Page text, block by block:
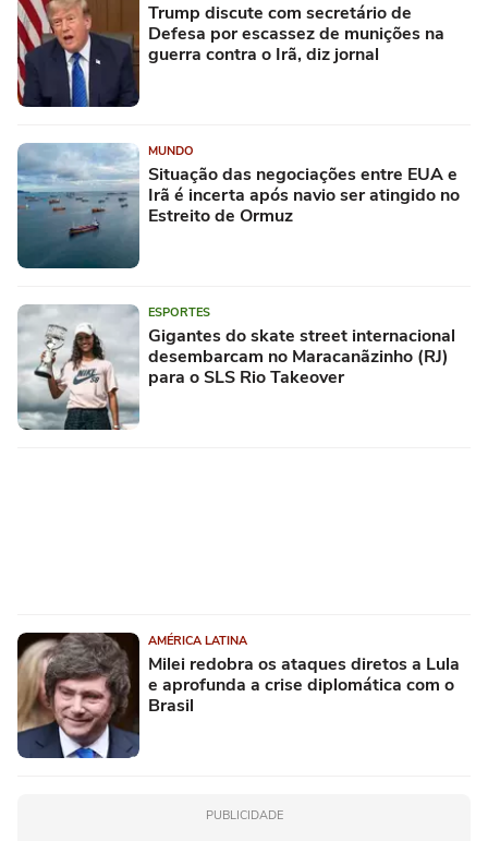
Trump discute com secretário de
Defesa por escassez de munições na
guerra contra o Irã, diz jornal
MUNDO
Situação das negociações entre EUA e
Irã é incerta após navio ser atingido no
Estreito de Ormuz
ESPORTES
Gigantes do skate street internacional
desembarcam no Maracanãzinho (RJ)
para o SLS Rio Takeover
AMÉRICA LATINA
Milei redobra os ataques diretos a Lula
e aprofunda a crise diplomática com o
Brasil
PUBLICIDADE